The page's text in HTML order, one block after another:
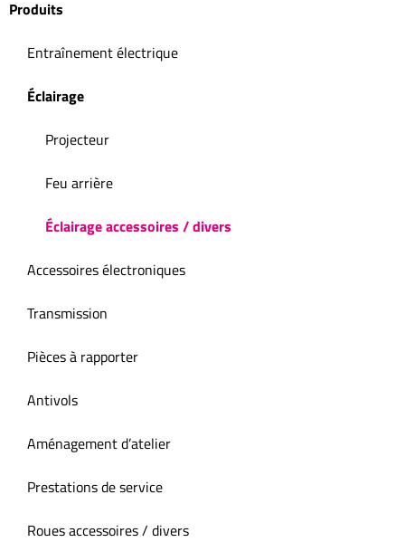
Produits
Entraînement électrique
Éclairage
Projecteur
Feu arrière
Éclairage accessoires / divers
Accessoires électroniques
Transmission
Pièces à rapporter
Antivols
Aménagement d’atelier
Prestations de service
Roues accessoires / divers